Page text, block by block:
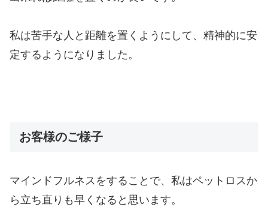
私は苦手な人と距離を置くようにして、精神的に安
定するようになりました。
お客様のご様子
マインドフルネスをすることで、私はペットロスか
ら立ち直りも早くなると思います。